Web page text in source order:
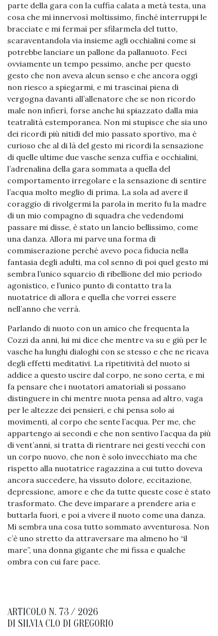
parte della gara con la cuffia calata a metà testa, una
cosa che mi innervosì moltissimo, finché interruppi le
bracciate e mi fermai per sfilarmela del tutto,
scaraventandola via insieme agli occhialini come si
potrebbe lanciare un pallone da pallanuoto. Feci
ovviamente un tempo pessimo, anche per questo
gesto che non aveva alcun senso e che ancora oggi
non riesco a spiegarmi, e mi trascinai piena di
vergogna davanti all’allenatore che se non ricordo
male non infierì, forse anche lui spiazzato dalla mia
teatralità estemporanea. Non mi stupisce che sia uno
dei ricordi più nitidi del mio passato sportivo, ma è
curioso che al di là del gesto mi ricordi la sensazione
di quelle ultime due vasche senza cuffia e occhialini,
l’adrenalina della gara sommata a quella del
comportamento irregolare e la sensazione di sentire
l’acqua molto meglio di prima. La sola ad avere il
coraggio di rivolgermi la parola in merito fu la madre
di un mio compagno di squadra che vedendomi
passare mi disse, è stato un lancio bellissimo, come
una danza. Allora mi parve una forma di
commiserazione perché avevo poca fiducia nella
fantasia degli adulti, ma col senno di poi quel gesto mi
sembra l’unico squarcio di ribellione del mio periodo
agonistico, e l’unico punto di contatto tra la
nuotatrice di allora e quella che vorrei essere
nell’anno che verrà.
Parlando di nuoto con un amico che frequenta la
Cozzi da anni, lui mi dice che mentre va su e giù per le
vasche ha lunghi dialoghi con se stesso e che ne ricava
degli effetti meditativi. La ripetitività del nuoto si
addice a questo uscire dal corpo, ne sono certa, e mi
fa pensare che i nuotatori amatoriali si possano
distinguere in chi mentre nuota pensa ad altro, vaga
per le altezze dei pensieri, e chi pensa solo ai
movimenti, al corpo che sente l’acqua. Per me, che
appartengo ai secondi e che non sentivo l’acqua da più
di vent’anni, si tratta di rientrare nei gesti vecchi con
un corpo nuovo, che non è solo invecchiato ma che
rispetto alla nuotatrice ragazzina a cui tutto doveva
ancora succedere, ha vissuto dolore, eccitazione,
depressione, amore e che da tutte queste cose è stato
trasformato. Che deve imparare a prendere aria e
buttarla fuori, e poi a vivere il nuoto come una danza.
Mi sembra una cosa tutto sommato avventurosa. Non
c’è uno stretto da attraversare ma almeno ho “il
mare”, una donna gigante che mi fissa e qualche
ombra con cui fare pace.
ARTICOLO N. 73 / 2026
DI SILVIA CLO DI GREGORIO